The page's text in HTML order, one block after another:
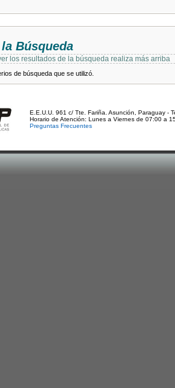
Búsqueda
los resultados de la búsqueda realiza más arriba
de búsqueda que se utilizó.
E.E.U.U. 961 c/ Tte. Fariña. Asunción, Paraguay -
Horario de Atención: Lunes a Viernes de 07:00 a
Preguntas Frecuentes